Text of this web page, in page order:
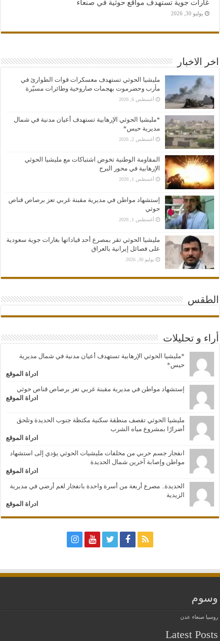
غارات جوية تستهدف مواقع حوثية في صنعاء
يوليو 30, 2026
اخر الاخبار
مليشيا الحوثي تستهدف معسكرات قوات الطوارئ في
مأرب وحضرموت بهجمات صاروخية وطائرات مسيّرة
أغسطس 6, 2026
*مليشيا الحوثي الإرهابية تستهدف أعيان مدنية في شمال
مديرية حيس*
أغسطس 2, 2026
المقاومة الوطنية تخوض اشتباكات مع مليشيا الحوثي
الإرهابية في محور البرح
أغسطس 1, 2026
إستشهاد مواطن في مديرية مقبنة غربي تعز برصاص قناص
حوثي
أغسطس 1, 2026
مليشيا الحوثي تقر بمصرع أحد قياداتها بغارات جوية سعودية
على فصائل إيرانية بالعراق
يوليو 30, 2026
الطقس
أراء و تحليلات
*مليشيا الحوثي الإرهابية تستهدف أعيان مدنية في شمال مديرية
حيس*
ادراة الموقع
إستشهاد مواطن في مديرية مقبنة غربي تعز برصاص قناص حوثي
ادراة الموقع
مليشيا الحوثي تقصف منطقة سكنية مكتظة جنوب الحديدة وتلحق
أضرارًا بمشروع مياه الشرب
ادراة الموقع
انفجار جسم حربي من مخلفات مليشيات الحوثي يؤدي إلى استشهاد
مواطن وإصابة آخرين شمال الحديدة
ادراة الموقع
الحديدة.. مصرع أربعة من أسرة واحدة بانفجار لغم أرضي في مديرية
الزيدية
ادراة الموقع
وسوم
روسيا صنعاء عدن
Latest Posts